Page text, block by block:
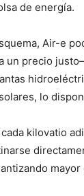
de energía.
Air-e
un precio
lo
kilovatio